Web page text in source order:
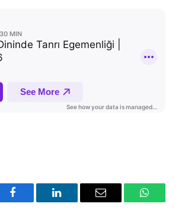
Facebook LinkedIn Email WhatsApp